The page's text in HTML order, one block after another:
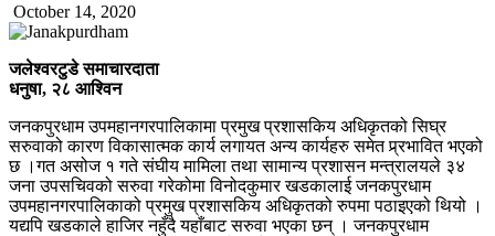
October 14, 2020
जलेश्वरटुडे समाचारदाता
धनुषा, २८ आश्विन
जनकपुरधाम उपमहानगरपालिकामा प्रमुख प्रशासकिय अधिकृतको सिघ्र
सरुवाको कारण विकासात्मक कार्य लगायत अन्य कार्यहरु समेत प्र्रभावित भएको
छ ।गत असोज १ गते संघीय मामिला तथा सामान्य प्रशासन मन्त्रालयले ३४
जना उपसचिवको सरुवा गरेकोमा विनोदकुमार खडकालाई जनकपुरधाम
उपमहानगरपालिकाको प्रमुख प्रशासकिय अधिकृतको रुपमा पठाइएको थियो ।
यद्यपि खडकाले हाजिर नहुँदै यहाँबाट सरुवा भएका छन् । जनकपुरधाम